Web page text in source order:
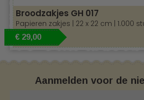
Broodzakjes GH 017
Papieren zakjes | 22 x 22 cm | 1.000
€ 29,00
Aanmelden voor de